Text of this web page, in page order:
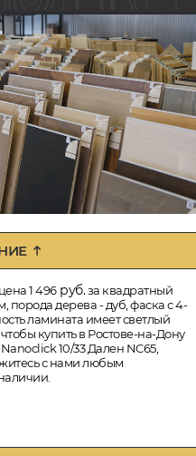
1 496руб.за квадратный
порода дерева - дуб, фаска с 4-
ламината имеет светлый
купить в Ростове-на-Дону
10/33 Дален NC65,
с нами любым